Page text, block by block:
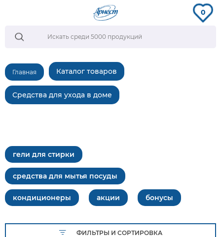
0
Главная Каталог товаров
Средства для ухода в доме
гели для стирки
средства для мытья посуды
кондиционеры акции бонусы
ФИЛЬТРЫ И СОРТИРОВКА